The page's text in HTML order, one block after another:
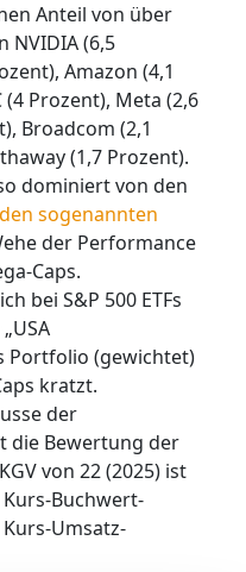
Anteil von über
NVIDIA (6,5
Amazon (4,1
Prozent), Meta (2,6
Broadcom (2,1
(1,7 Prozent).
dominiert von den
sogenannten
der Performance
Caps.
bei S&P 500 ETFs
Portfolio (gewichtet)
kratzt.
der
die Bewertung der
von 22 (2025) ist
Buchwert-
Umsatz-